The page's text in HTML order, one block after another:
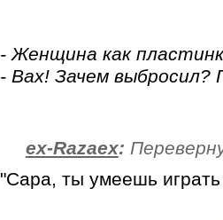
- Женщина как
- Вах! Зачем выбросил?
ex-Razaex:
"Сара, ты умеешь играть